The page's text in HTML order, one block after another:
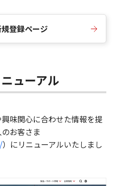
登録ページ
ューアル
味関心に合わせた情報を提
お客さま
）にリニューアルいたしまし